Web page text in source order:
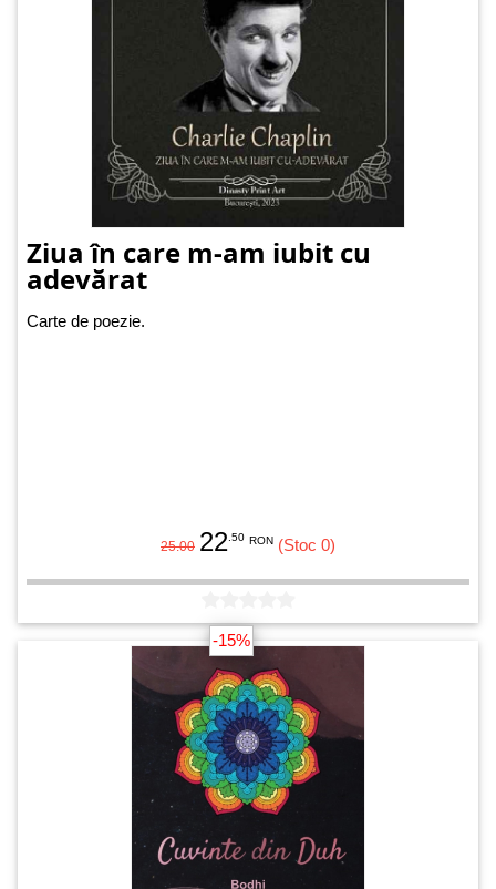
Ziua în care m-am iubit cu
adevărat
Carte de poezie.
25.00 22 .50 RON (Stoc 0)
-15%